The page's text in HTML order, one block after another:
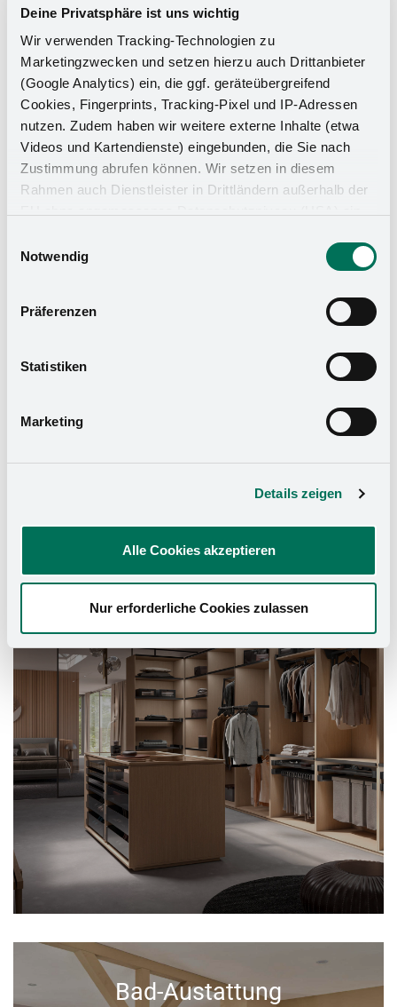
Deine Privatsphäre ist uns wichtig
Wir verwenden Tracking-Technologien zu
Marketingzwecken und setzen hierzu auch Drittanbieter
(Google Analytics) ein, die ggf. geräteübergreifend
Cookies, Fingerprints, Tracking-Pixel und IP-Adressen
nutzen. Zudem haben wir weitere externe Inhalte (etwa
Videos und Kartendienste) eingebunden, die Sie nach
Zustimmung abrufen können. Wir setzen in diesem
Rahmen auch Dienstleister in Drittländern außerhalb der
zu Sicherheits- und Überwachungszwecken zugreifen,
Rechtsmittel einlegen können. Mit Ihrer Einstellung
willigen Sie in die oben beschriebenen Vorgänge ein. Sie
widerrufen. Mehr Informationen finden Sie in unserer
Impressum.
Notwendig
Präferenzen
Statistiken
Marketing
Details zeigen
Alle Cookies akzeptieren
Nur erforderliche Cookies zulassen
Küchen-Organizer
Schrank-Ausstattung
Bad-Austattung